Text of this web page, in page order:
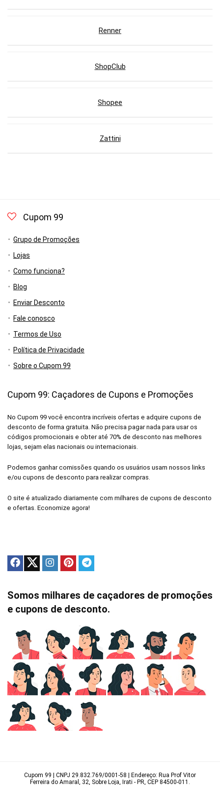
Renner
ShopClub
Shopee
Zattini
Cupom 99
Grupo de Promoções
Lojas
Como funciona?
Blog
Enviar Desconto
Fale conosco
Termos de Uso
Política de Privacidade
Sobre o Cupom 99
Cupom 99: Caçadores de Cupons e Promoções
No Cupom 99 você encontra incríveis ofertas e adquire cupons de
desconto de forma gratuita. Não precisa pagar nada para usar os
códigos promocionais e obter até 70% de desconto nas melhores
lojas, sejam elas nacionais ou internacionais.
Podemos ganhar comissões quando os usuários usam nossos links
e/ou cupons de desconto para realizar compras.
O site é atualizado diariamente com milhares de cupons de desconto
e ofertas. Economize agora!
Somos milhares de caçadores de promoções
e cupons de desconto.
Cupom 99 | CNPJ 29.832.769/0001-58 | Endereço: Rua Prof Vitor
Ferreira do Amaral, 32, Sobre Loja, Irati - PR, CEP 84500-011.